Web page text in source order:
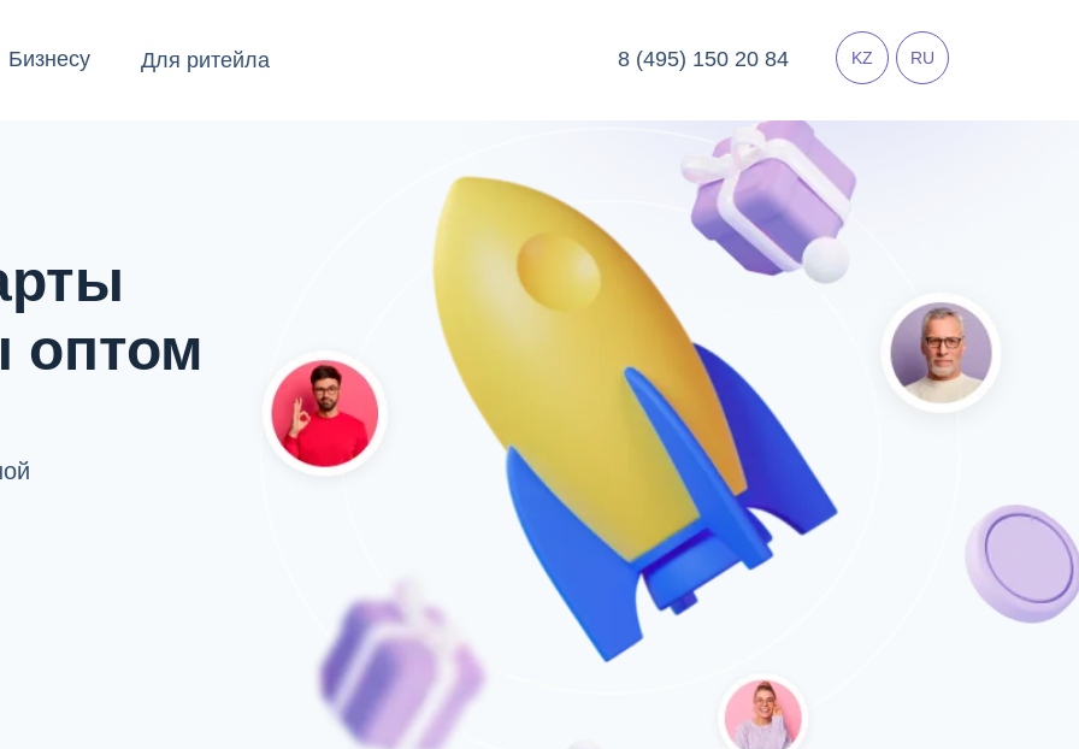
Бизнесу 8 (495) 150 20 84
Для ритейла KZ RU
оптом
кому